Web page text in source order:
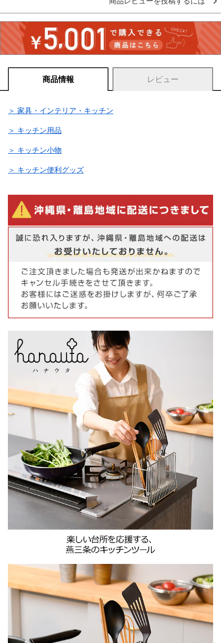
商品情報 レビュー
＞ 家具・インテリア・キッチン
＞ キッチン用品
＞ キッチン小物
＞ キッチン便利グッズ